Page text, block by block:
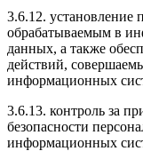
3.6.12. установление
обрабатываемым в
данных, а также
действий,
информационных
3.6.13. контроль за
безопасности
информационных